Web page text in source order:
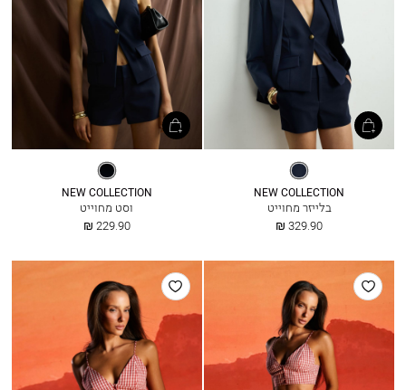
נייבי
NEW COLLECTION
בלייזר מחוייט
החל
329.90 ₪
נייבי
NEW COLLECTION
וסט מחוייט
החל
229.90 ₪
הוסף
למועדפים
הוסף
למועדפים